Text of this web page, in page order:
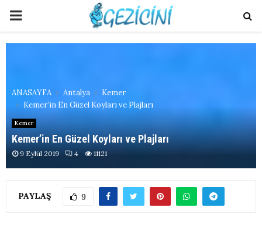
PRIMARY
MENU
ANASAYFA Antalya
Kemer
Kemer’in En Güzel Koyları ve Plajları
Kemer
Kemer’in En Güzel Koyları ve Plajları
9 Eylül 2019 4 11121
PAYLAŞ 9